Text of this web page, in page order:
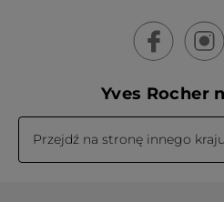
Yves Rocher
Przejdź na stronę innego kraju